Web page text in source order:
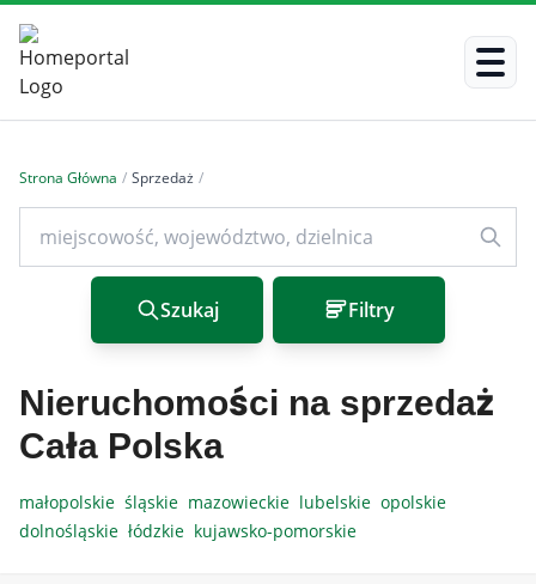
Strona Główna / Sprzedaż /
Szukaj Filtry
Nieruchomości na sprzedaż
Cała Polska
małopolskie śląskie mazowieckie lubelskie opolskie
dolnośląskie łódzkie kujawsko-pomorskie